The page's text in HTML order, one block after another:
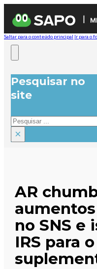
Saltar para o conteúdo principal Ir para o
Pesquisar no
site
Pesquisar
×
AR
no SNS e
IRS para